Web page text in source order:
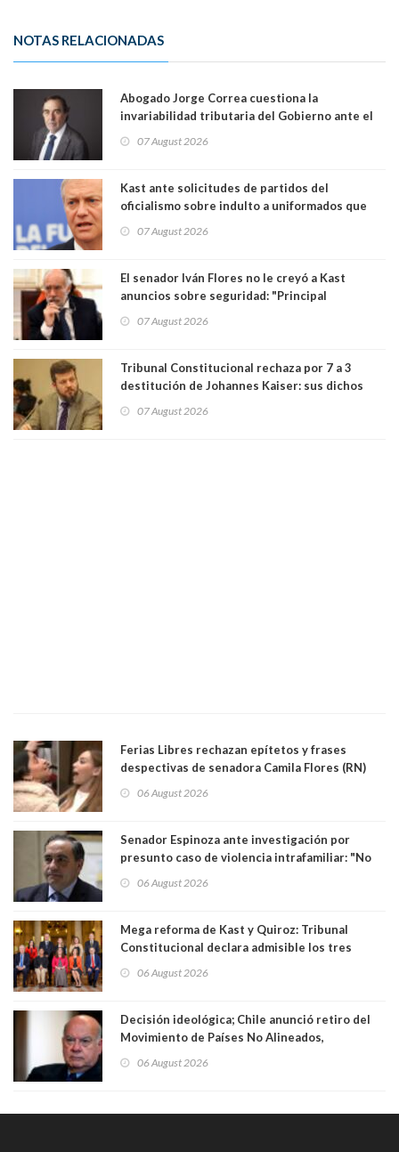
NOTAS RELACIONADAS
Abogado Jorge Correa cuestiona la
invariabilidad tributaria del Gobierno ante el
democracia” y "defendemos la alternancia en el
07 August 2026
Kast ante solicitudes de partidos del
oficialismo sobre indulto a uniformados que
07 August 2026
El senador Iván Flores no le creyó a Kast
anuncios sobre seguridad: "Principal
perseguir ruta del dinero y levantar secreto
07 August 2026
Tribunal Constitucional rechaza por 7 a 3
destitución de Johannes Kaiser: sus dichos
justicia constitucional porque no es diputado
07 August 2026
Ferias Libres rechazan epítetos y frases
despectivas de senadora Camila Flores (RN)
06 August 2026
Senador Espinoza ante investigación por
presunto caso de violencia intrafamiliar: "No
antecedentes a Tribunal Supremo
06 August 2026
Mega reforma de Kast y Quiroz: Tribunal
Constitucional declara admisible los tres
06 August 2026
Decisión ideológica; Chile anunció retiro del
Movimiento de Países No Alineados,
1971. Excanciller Insulza lamentó decisión
06 August 2026